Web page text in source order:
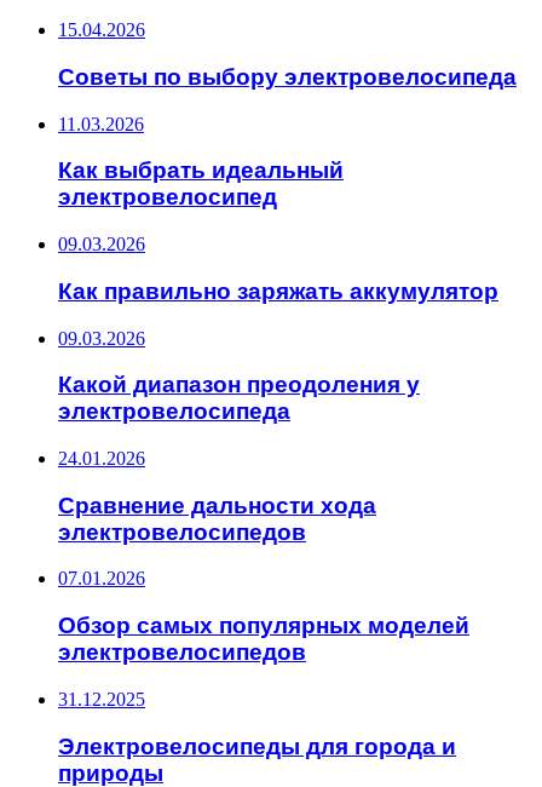
15.04.2026
Советы по выбору электровелосипеда
11.03.2026
Как выбрать идеальный
электровелосипед
09.03.2026
Как правильно заряжать аккумулятор
09.03.2026
Какой диапазон преодоления у
электровелосипеда
24.01.2026
Сравнение дальности хода
электровелосипедов
07.01.2026
Обзор самых популярных моделей
электровелосипедов
31.12.2025
Электровелосипеды для города и
природы